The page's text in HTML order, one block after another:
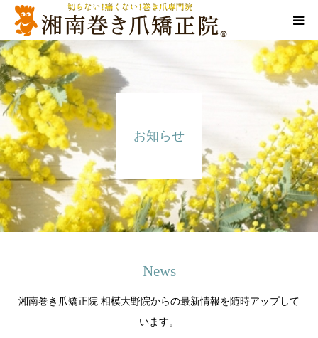
お知らせ
News
湘南巻き爪矯正院 相模大野院からの最新情報を随時アップして
います。
代表ご挨拶
施術方法
お悩み別メニュー
告知/SNS
店舗情報